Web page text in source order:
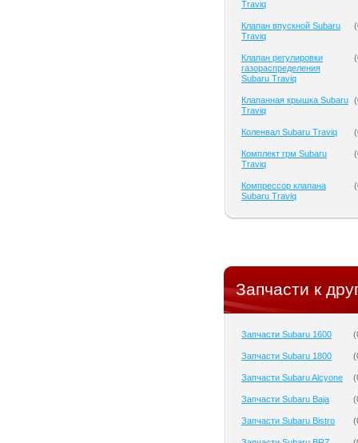
Traviq
Клапан впускной Subaru
Traviq
(
Клапан регулировки
газораспределения
Subaru Traviq
(
Клапанная крышка Subaru
Traviq
(
Коленвал Subaru Traviq (
Комплект грм Subaru
Traviq
(
Компрессор клапана
Subaru Traviq
(
Запчасти к
Запчасти Subaru 1600 (
Запчасти Subaru 1800 (
Запчасти Subaru Alcyone (
Запчасти Subaru Baja (
Запчасти Subaru Bistro (